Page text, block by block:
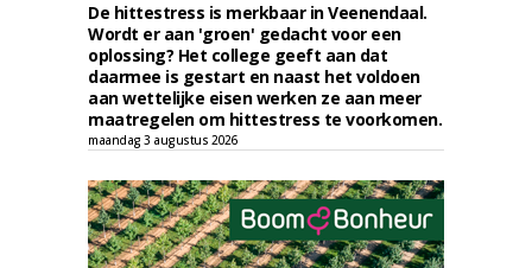
De hittestress is merkbaar in Veenendaal.
Wordt er aan 'groen' gedacht voor een
oplossing? Het college geeft aan dat
daarmee is gestart en naast het voldoen
aan wettelijke eisen werken ze aan meer
maatregelen om hittestress te voorkomen.
maandag 3 augustus 2026